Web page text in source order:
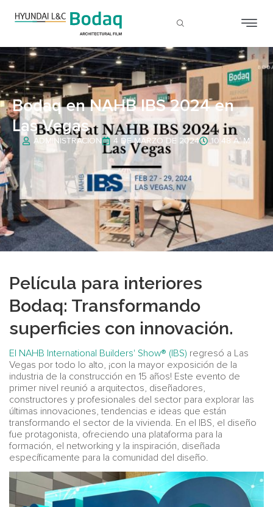
Bodaq en NAHB IBS 2024 en
Las Vegas
ADMINISTRACIÓN 4 DE MARZO DE 2024 10:48 A. M.
Película para interiores
Bodaq: Transformando
superficies con innovación.
El NAHB International Builders' Show® (IBS) regresó a Las
Vegas por todo lo alto, ¡con la mayor exposición de la
industria de la construcción en 15 años! Este evento de
primer nivel reunió a arquitectos, diseñadores,
constructores y profesionales del sector para explorar las
últimas innovaciones, tendencias e ideas que están
transformando el sector de la vivienda. En el IBS, el diseño
fue protagonista, ofreciendo una plataforma para la
formación, el networking y la inspiración, diseñada
específicamente para la comunidad del diseño.